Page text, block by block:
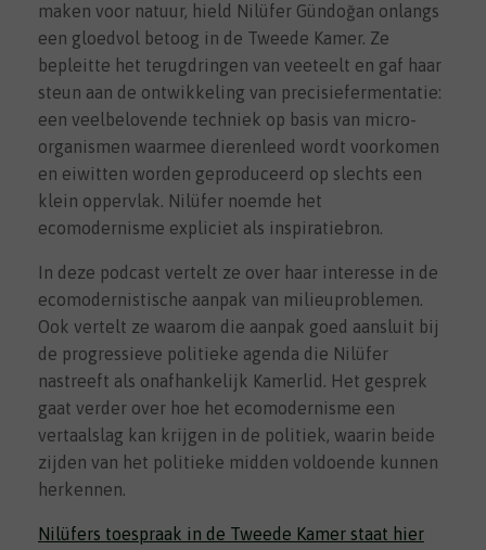
maken voor natuur, hield Nilüfer Gündoğan onlangs
een gloedvol betoog in de Tweede Kamer. Ze
bepleitte het terugdringen van veeteelt en gaf haar
steun aan de ontwikkeling van precisiefermentatie:
een veelbelovende techniek op basis van micro-
organismen waarmee dierenleed wordt voorkomen
en eiwitten worden geproduceerd op slechts een
klein oppervlak. Nilüfer noemde het
ecomodernisme expliciet als inspiratiebron.
In deze podcast vertelt ze over haar interesse in de
ecomodernistische aanpak van milieuproblemen.
Ook vertelt ze waarom die aanpak goed aansluit bij
de progressieve politieke agenda die Nilüfer
nastreeft als onafhankelijk Kamerlid. Het gesprek
gaat verder over hoe het ecomodernisme een
vertaalslag kan krijgen in de politiek, waarin beide
zijden van het politieke midden voldoende kunnen
herkennen.
Nilüfers toespraak in de Tweede Kamer staat hier